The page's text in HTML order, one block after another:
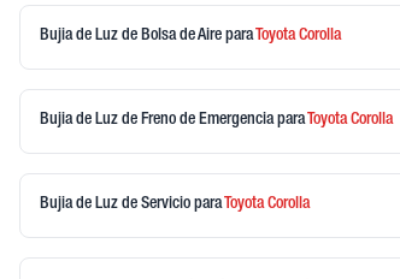
Bujia de Luz de Bolsa de Aire para ToyotaCorolla
Bujia de Luz de Freno de Emergencia para ToyotaCorolla
Bujia de Luz de Servicio para ToyotaCorolla